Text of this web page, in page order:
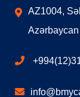
AZ1004,
Azərbaycan